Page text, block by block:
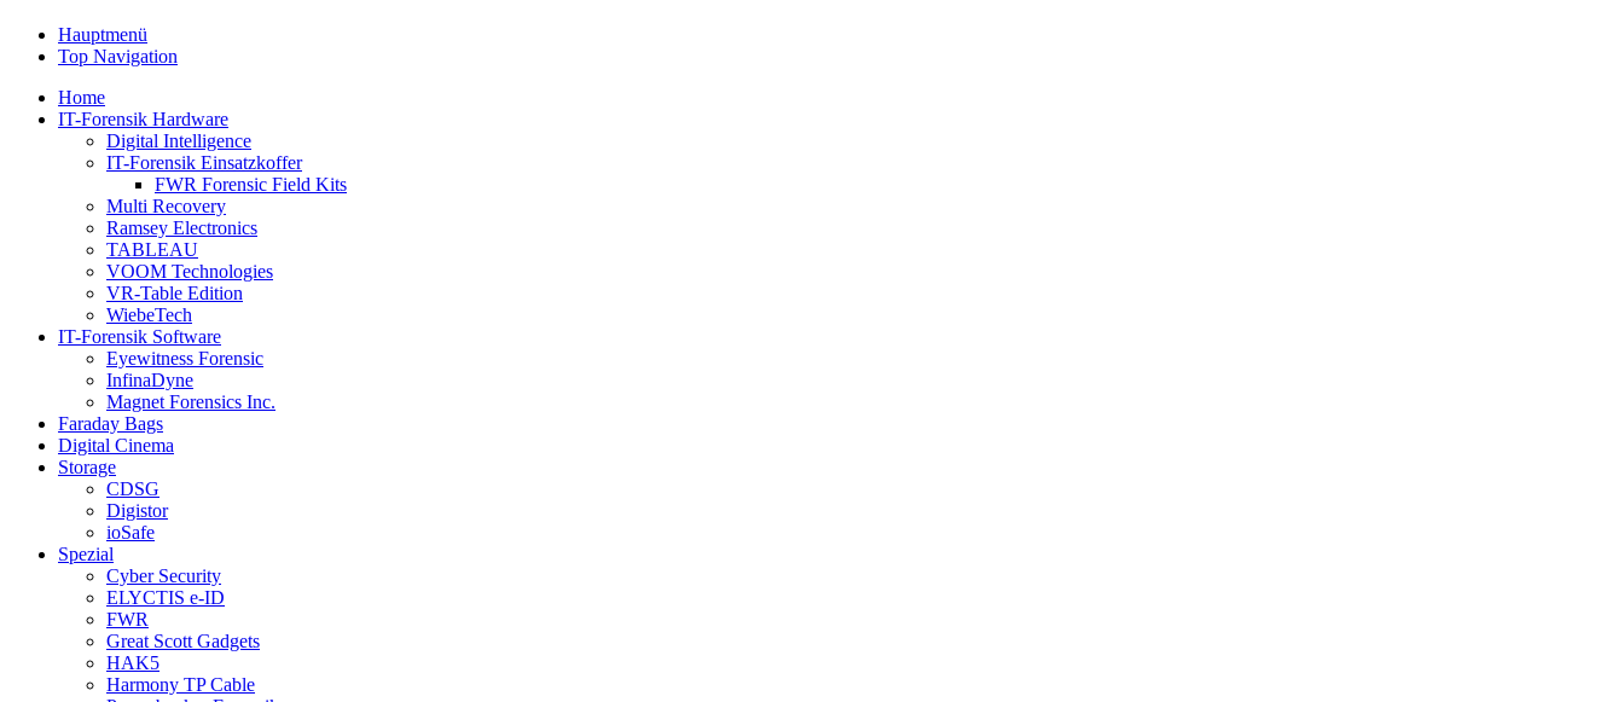
Hauptmenü
Top Navigation
Home
IT-Forensik Hardware
Digital Intelligence
IT-Forensik Einsatzkoffer
FWR Forensic Field Kits
Multi Recovery
Ramsey Electronics
TABLEAU
VOOM Technologies
VR-Table Edition
WiebeTech
IT-Forensik Software
Eyewitness Forensic
InfinaDyne
Magnet Forensics Inc.
Faraday Bags
Digital Cinema
Storage
CDSG
Digistor
ioSafe
Spezial
Cyber Security
ELYCTIS e-ID
FWR
Great Scott Gadgets
HAK5
Harmony TP Cable